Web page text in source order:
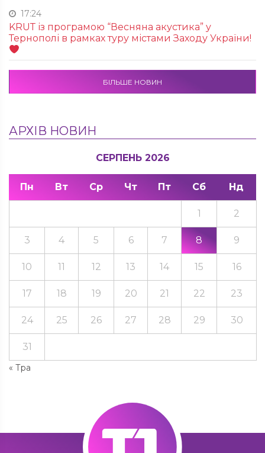
17:24
KRUТ із програмою “Весняна акустика” у
Тернополі в рамках туру містами Заходу України!
БІЛЬШЕ НОВИН
АРХІВ НОВИН
СЕРПЕНЬ 2026
Пн Вт Ср Чт Пт Сб Нд
« Тра
1 2
3 4 5 6 7 8 9
10 11 12 13 14 15 16
17 18 19 20 21 22 23
24 25 26 27 28 29 30
31